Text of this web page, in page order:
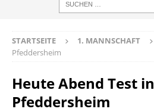
STARTSEITE 1. MANNSCHAFT
Pfeddersheim
Heute Abend Test in
Pfeddersheim